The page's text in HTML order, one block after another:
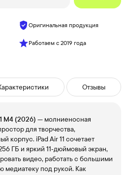
Оригинальная продукция
Работаем с 2019 года
Отзывы
M4 (2026) — молниеносная
для творчества,
корпус. iPad Air 11 сочетает
ГБ и яркий 11‑дюймовый экран,
видео, работать с большими
медиатеку под рукой. Как